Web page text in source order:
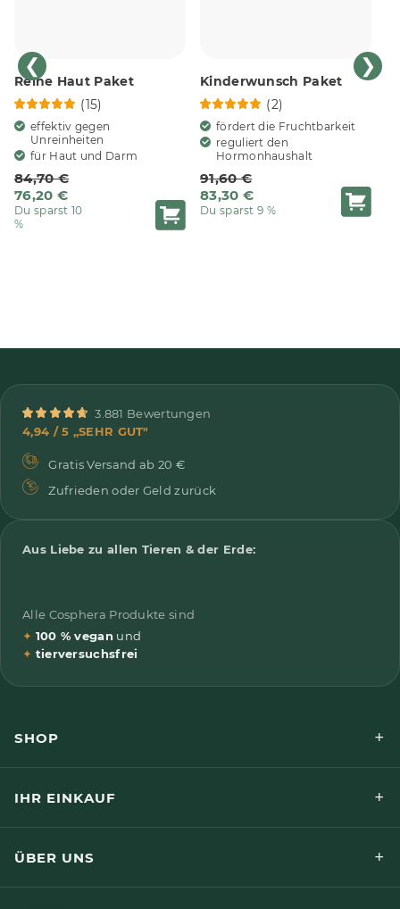
❮ ❯
Reine Haut Paket
(15)
effektiv gegen
Unreinheiten
für Haut und Darm
84,70 €
76,20 €
Du sparst 10
%
Kinderwunsch Paket
(2)
fördert die Fruchtbarkeit
reguliert den
Hormonhaushalt
91,60 €
83,30 €
Du sparst 9 %
3.881 Bewertungen
4,94 / 5 „SEHR GUT"
Gratis Versand ab 20 €
Zufrieden oder Geld zurück
Aus Liebe zu allen Tieren & der Erde:
Alle Cosphera Produkte sind
✦ 100 % vegan und
✦ tierversuchsfrei
SHOP +
IHR EINKAUF +
ÜBER UNS +